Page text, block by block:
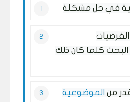
الفرضيات
كلما كان ذلك
من الموضوعية